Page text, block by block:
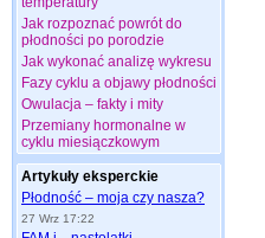
Jak rozpoznać powrót do
płodności po porodzie
Jak wykonać analizę wykresu
Fazy cyklu a objawy płodności
Owulacja – fakty i mity
Przemiany hormonalne w
cyklu miesiączkowym
Artykuły eksperckie
Płodność – moja czy nasza?
27 Wrz 17:22